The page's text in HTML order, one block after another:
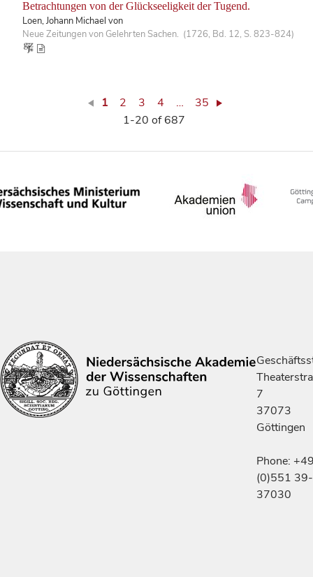
Betrachtungen von der Glückseeligkeit der Tugend.
Loen, Johann Michael von
Neue Zeitungen von Gelehrten Sachen. (1726, Bd. 12, S. 823-824)
1 2 3 4 …
35
1-20 of 687
7
37073
Göttingen
Phone:
(0)551 39-
37030